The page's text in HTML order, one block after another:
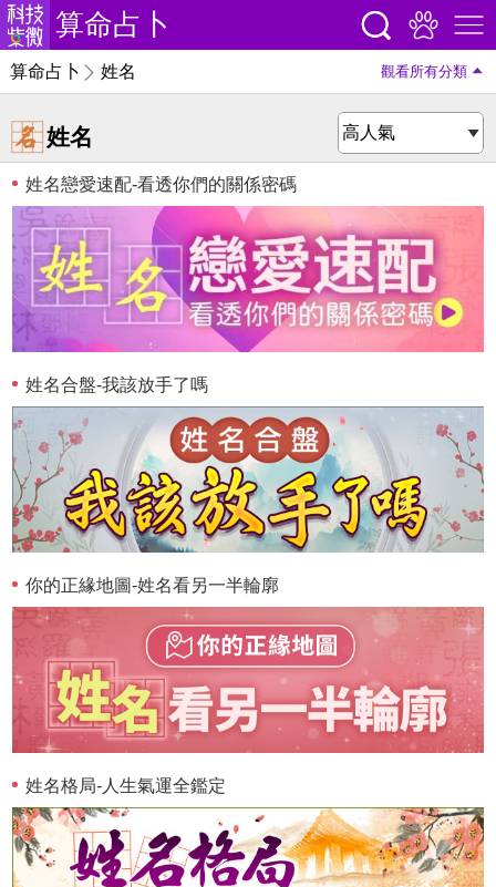
算命占卜
算命占卜 姓名 觀看所有分類
姓名
姓名戀愛速配-看透你們的關係密碼
姓名合盤-我該放手了嗎
你的正緣地圖-姓名看另一半輪廓
姓名格局-人生氣運全鑑定